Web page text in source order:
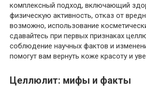
комплексный подход, включающий
физическую активность, отказ от
возможно, использование
сдавайтесь при первых признаках
соблюдение научных фактов и
помогут вам вернуть коже красоту и
Целлюлит: мифы и факты